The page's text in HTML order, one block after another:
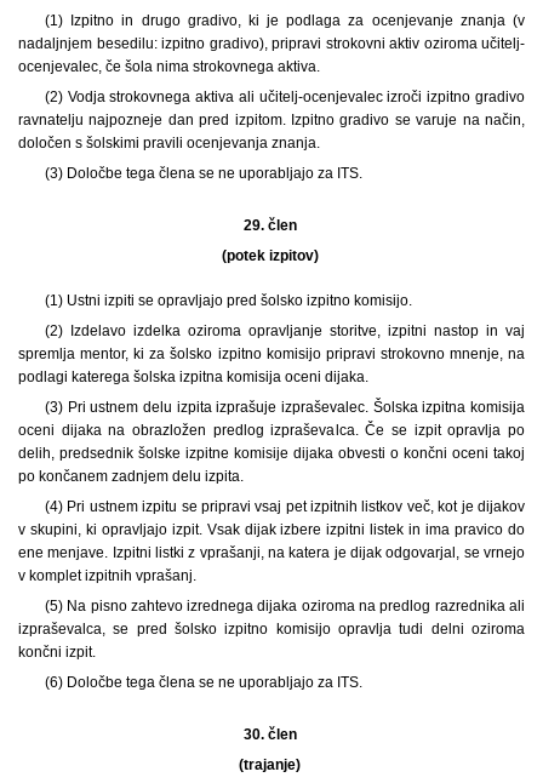
(1) Izpitno in drugo gradivo, ki je podlaga za ocenjevanje znanja (v
nadaljnjem besedilu: izpitno gradivo), pripravi strokovni aktiv oziroma učitelj-
ocenjevalec, če šola nima strokovnega aktiva.
(2) Vodja strokovnega aktiva ali učitelj-ocenjevalec izroči izpitno gradivo
ravnatelju najpozneje dan pred izpitom. Izpitno gradivo se varuje na način,
določen s šolskimi pravili ocenjevanja znanja.
(3) Določbe tega člena se ne uporabljajo za ITS.
29. člen
(potek izpitov)
(1) Ustni izpiti se opravljajo pred šolsko izpitno komisijo.
(2) Izdelavo izdelka oziroma opravljanje storitve, izpitni nastop in vaj
spremlja mentor, ki za šolsko izpitno komisijo pripravi strokovno mnenje, na
podlagi katerega šolska izpitna komisija oceni dijaka.
(3) Pri ustnem delu izpita izprašuje izpraševalec. Šolska izpitna komisija
oceni dijaka na obrazložen predlog izpraševalca. Če se izpit opravlja po
delih, predsednik šolske izpitne komisije dijaka obvesti o končni oceni takoj
po končanem zadnjem delu izpita.
(4) Pri ustnem izpitu se pripravi vsaj pet izpitnih listkov več, kot je dijakov
v skupini, ki opravljajo izpit. Vsak dijak izbere izpitni listek in ima pravico do
ene menjave. Izpitni listki z vprašanji, na katera je dijak odgovarjal, se vrnejo
v komplet izpitnih vprašanj.
(5) Na pisno zahtevo izrednega dijaka oziroma na predlog razrednika ali
izpraševalca, se pred šolsko izpitno komisijo opravlja tudi delni oziroma
končni izpit.
(6) Določbe tega člena se ne uporabljajo za ITS.
30. člen
(trajanje)